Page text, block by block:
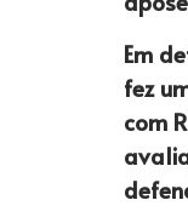
Em
fez
com